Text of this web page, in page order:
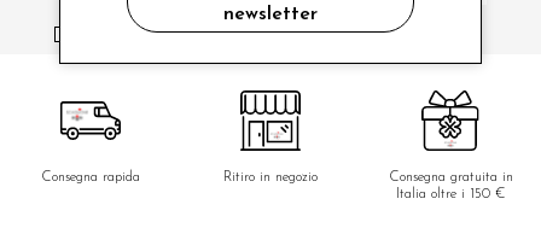
ho letto ed accettato le condizioni sulla privacy.
Consegna rapida Ritiro in negozio
Consegna gratuita in
Italia oltre i 150 €
newsletter